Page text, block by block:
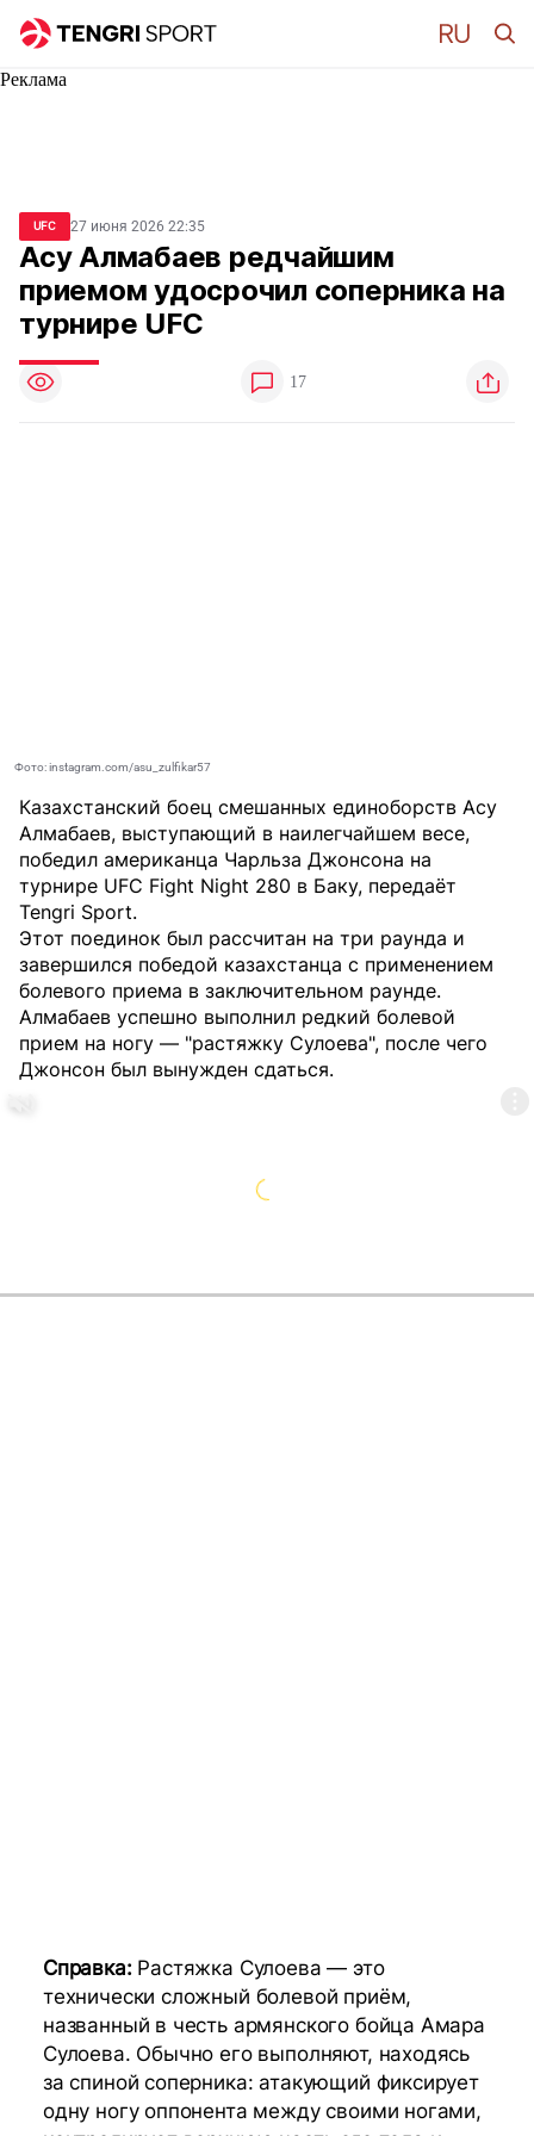
Реклама
UFC 27 июня 2026 22:35
Асу Алмабаев редчайшим
приемом удосрочил соперника на
турнире UFC
17
Фото: instagram.com/asu_zulfikar57
Казахстанский боец смешанных единоборств Асу
Алмабаев, выступающий в наилегчайшем весе,
победил американца Чарльза Джонсона на
турнире UFC Fight Night 280 в Баку, передаёт
Tengri Sport.
Этот поединок был рассчитан на три раунда и
завершился победой казахстанца с применением
болевого приема в заключительном раунде.
Алмабаев успешно выполнил редкий болевой
прием на ногу — "растяжку Сулоева", после чего
Джонсон был вынужден сдаться.
Справка: Растяжка Сулоева — это
технически сложный болевой приём,
названный в честь армянского бойца Амара
Сулоева. Обычно его выполняют, находясь
за спиной соперника: атакующий фиксирует
одну ногу оппонента между своими ногами,